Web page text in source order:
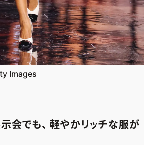
Images
会でも、 軽やかリッチな服が